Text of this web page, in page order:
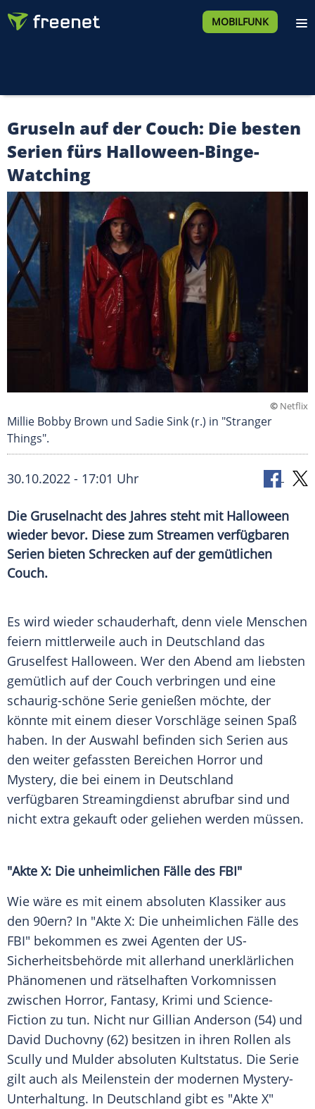
MOBILFUNK
Gruseln auf der Couch: Die besten
Serien fürs Halloween-Binge-
Watching
© Netflix
Millie Bobby Brown und Sadie Sink (r.) in "Stranger
Things".
30.10.2022 - 17:01 Uhr
Die Gruselnacht des Jahres steht mit Halloween
wieder bevor. Diese zum Streamen verfügbaren
Serien bieten Schrecken auf der gemütlichen
Couch.
Es wird wieder schauderhaft, denn viele Menschen
feiern mittlerweile auch in Deutschland das
Gruselfest Halloween. Wer den Abend am liebsten
gemütlich auf der Couch verbringen und eine
schaurig-schöne Serie genießen möchte, der
könnte mit einem dieser Vorschläge seinen Spaß
haben. In der Auswahl befinden sich Serien aus
den weiter gefassten Bereichen Horror und
Mystery, die bei einem in Deutschland
verfügbaren Streamingdienst abrufbar sind und
nicht extra gekauft oder geliehen werden müssen.
"Akte X: Die unheimlichen Fälle des FBI"
Wie wäre es mit einem absoluten Klassiker aus
den 90ern? In "Akte X: Die unheimlichen Fälle des
FBI" bekommen es zwei Agenten der US-
Sicherheitsbehörde mit allerhand unerklärlichen
Phänomenen und rätselhaften Vorkomnissen
zwischen Horror, Fantasy, Krimi und Science-
Fiction zu tun. Nicht nur Gillian Anderson (54) und
David Duchovny (62) besitzen in ihren Rollen als
Scully und Mulder absoluten Kultstatus. Die Serie
gilt auch als Meilenstein der modernen Mystery-
Unterhaltung. In Deutschland gibt es "Akte X"